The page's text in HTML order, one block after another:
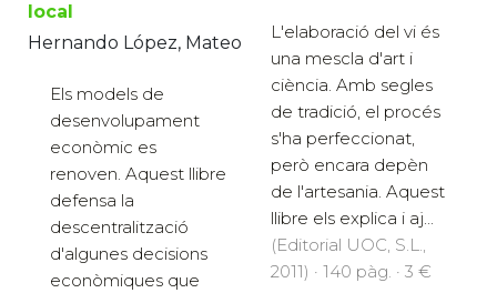
local
Hernando López, Mateo
Els models de
desenvolupament
econòmic es
renoven. Aquest llibre
defensa la
descentralització
d'algunes decisions
econòmiques que
L'elaboració del vi és
una mescla d'art i
ciència. Amb segles
de tradició, el procés
s'ha perfeccionat,
però encara depèn
de l'artesania. Aquest
llibre els explica i aj...
(Editorial UOC, S.L.,
2011) · 140 pàg. · 3 €